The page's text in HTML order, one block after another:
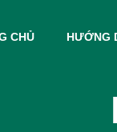
CHỦ HƯỚNG